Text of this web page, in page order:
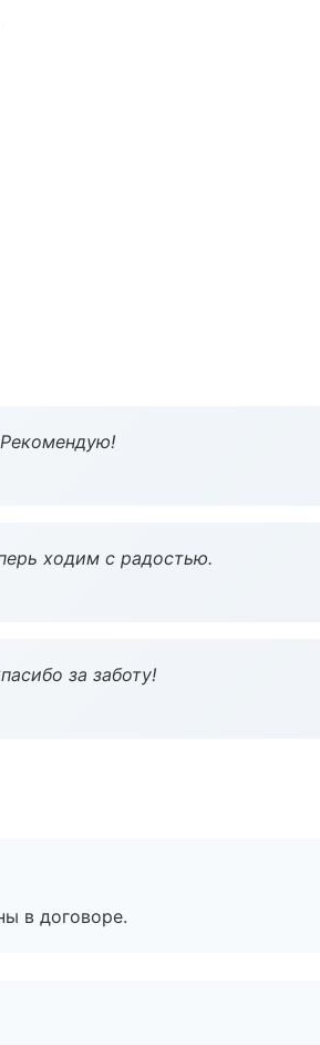
ходим с радостью.
за заботу!
в договоре.